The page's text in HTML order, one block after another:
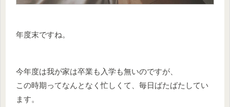
年度末ですね。
今年度は我が家は卒業も入学も無いのですが、
この時期ってなんとなく忙しくて、毎日ばたばたしてい
ます。